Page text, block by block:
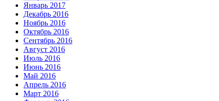
Январь 2017
Декабрь 2016
Ноябрь 2016
Октябрь 2016
Сентябрь 2016
Август 2016
Июль 2016
Июнь 2016
Май 2016
Апрель 2016
Март 2016